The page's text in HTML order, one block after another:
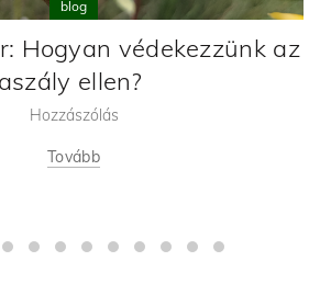
blog
Hogyan védekezzünk az
aszály ellen?
Hozzászólás
Tovább